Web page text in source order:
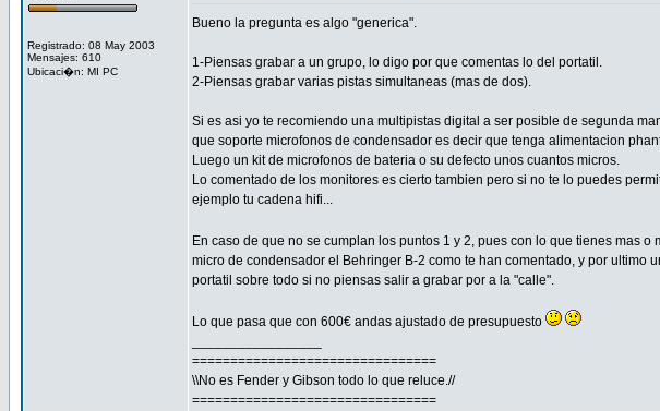
Registrado: 08 May 2003
Mensajes: 610
Ubicaci�n: MI PC
Bueno la pregunta es algo "generica".
1-Piensas grabar a un grupo, lo digo por que comentas lo del portatil.
2-Piensas grabar varias pistas simultaneas (mas de dos).
Si es asi yo te recomiendo una multipistas digital a ser posible de segunda
que soporte microfonos de condensador es decir que tenga alimentacion
Luego un kit de microfonos de bateria o su defecto unos cuantos micros.
Lo comentado de los monitores es cierto tambien pero si no te lo puedes
ejemplo tu cadena hifi...
En caso de que no se cumplan los puntos 1 y 2, pues con lo que tienes mas
micro de condensador el Behringer B-2 como te han comentado, y por ultimo
portatil sobre todo si no piensas salir a grabar por a la "calle".
Lo que pasa que con 600€ andas ajustado de presupuesto
================================
\\No es Fender y Gibson todo lo que reluce.//
================================